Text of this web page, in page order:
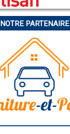
NOTRE PARTENAIRE